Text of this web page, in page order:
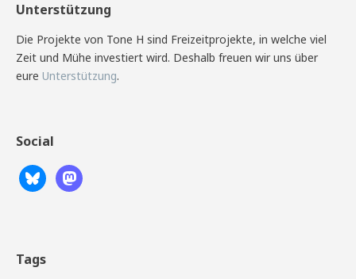
Unterstützung
Die Projekte von Tone H sind Freizeitprojekte, in welche viel
Zeit und Mühe investiert wird. Deshalb freuen wir uns über
eure Unterstützung.
Social
Tags